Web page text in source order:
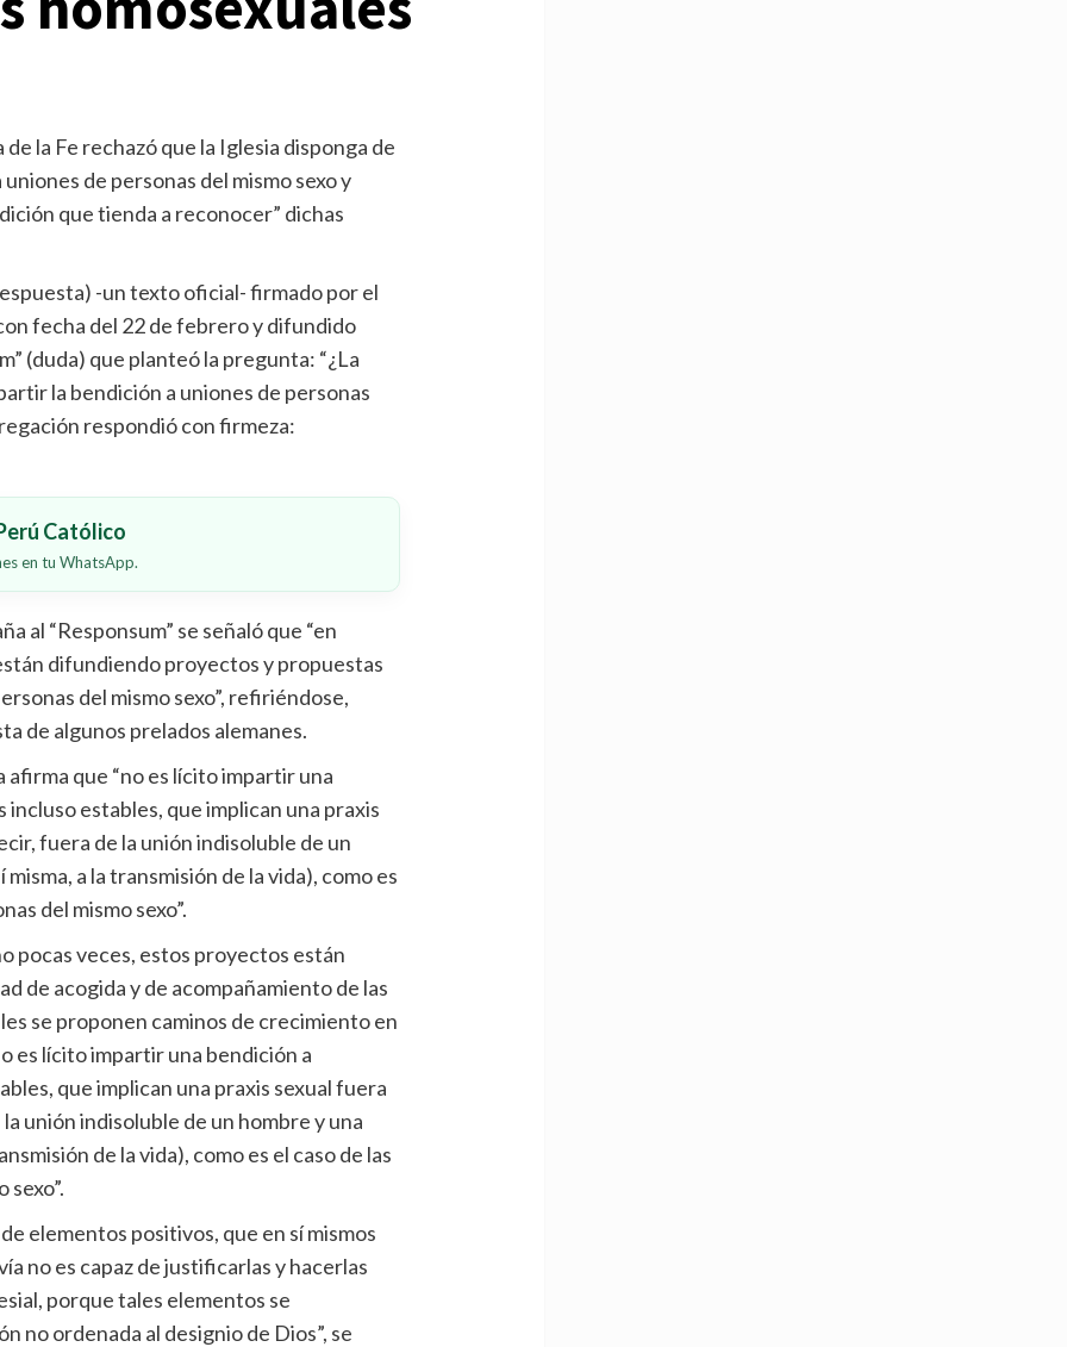
la Fe rechazó que la Iglesia disponga de
de personas del mismo sexo y
que tienda a reconocer” dichas
-un texto oficial- firmado por el
fecha del 22 de febrero y difundido
(duda) que planteó la pregunta: “¿La
la bendición a uniones de personas
respondió con firmeza:
Católico
en tu WhatsApp.
al “Responsum” se señaló que “en
difundiendo proyectos y propuestas
del mismo sexo”, refiriéndose,
de algunos prelados alemanes.
afirma que “no es lícito impartir una
incluso estables, que implican una praxis
fuera de la unión indisoluble de un
a la transmisión de la vida), como es
del mismo sexo”.
pocas veces, estos proyectos están
de acogida y de acompañamiento de las
se proponen caminos de crecimiento en
es lícito impartir una bendición a
que implican una praxis sexual fuera
unión indisoluble de un hombre y una
de la vida), como es el caso de las
elementos positivos, que en sí mismos
no es capaz de justificarlas y hacerlas
porque tales elementos se
no ordenada al designio de Dios”, se